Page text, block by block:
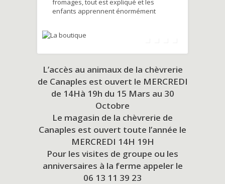
fromages, tout est expliqué et les
enfants apprennent énormément
L’accès au animaux de la chèvrerie
de Canaples est ouvert le MERCREDI
de 14Hà 19h du 15 Mars au 30
Octobre
Le magasin de la chèvrerie de
Canaples est ouvert toute l’année le
MERCREDI 14H 19H
Pour les visites de groupe ou les
anniversaires à la ferme appeler le
06 13 11 39 23